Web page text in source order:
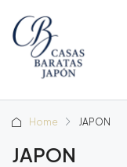
Home JAPON
JAPON